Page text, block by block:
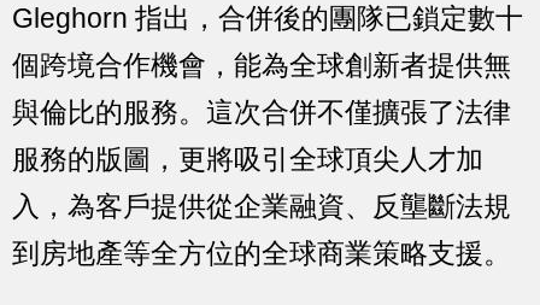
Gleghorn 指出，合併後的團隊已鎖定數十
個跨境合作機會，能為全球創新者提供無
與倫比的服務。這次合併不僅擴張了法律
服務的版圖，更將吸引全球頂尖人才加
入，為客戶提供從企業融資、反壟斷法規
到房地產等全方位的全球商業策略支援。